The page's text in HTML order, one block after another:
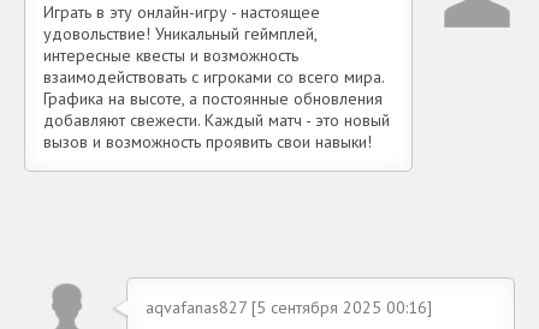
Играть в эту онлайн-игру - настоящее
удовольствие! Уникальный геймплей,
интересные квесты и возможность
взаимодействовать с игроками со всего мира.
Графика на высоте, а постоянные обновления
добавляют свежести. Каждый матч - это новый
вызов и возможность проявить свои навыки!
aqvafanas827 [5 сентября 2025 00:16]